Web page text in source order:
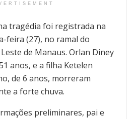
tragédia foi registrada na
feira (27), no ramal do
de Manaus. Orlan Diney
anos, e a filha Ketelen
de 6 anos, morreram
a forte chuva.
preliminares, pai e